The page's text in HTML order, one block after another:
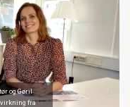
og Gøril
fra